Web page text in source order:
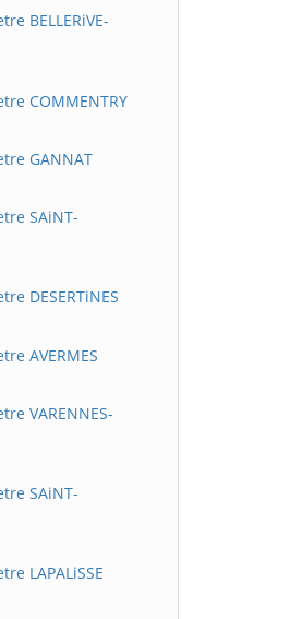
BELLERiVE-
COMMENTRY
GANNAT
SAiNT-
DESERTiNES
AVERMES
VARENNES-
SAiNT-
LAPALiSSE